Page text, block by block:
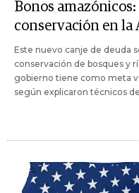
Bonos
conservación en la
Este nuevo canje de deuda
conservación de bosques y
gobierno tiene como meta
según explicaron técnicos